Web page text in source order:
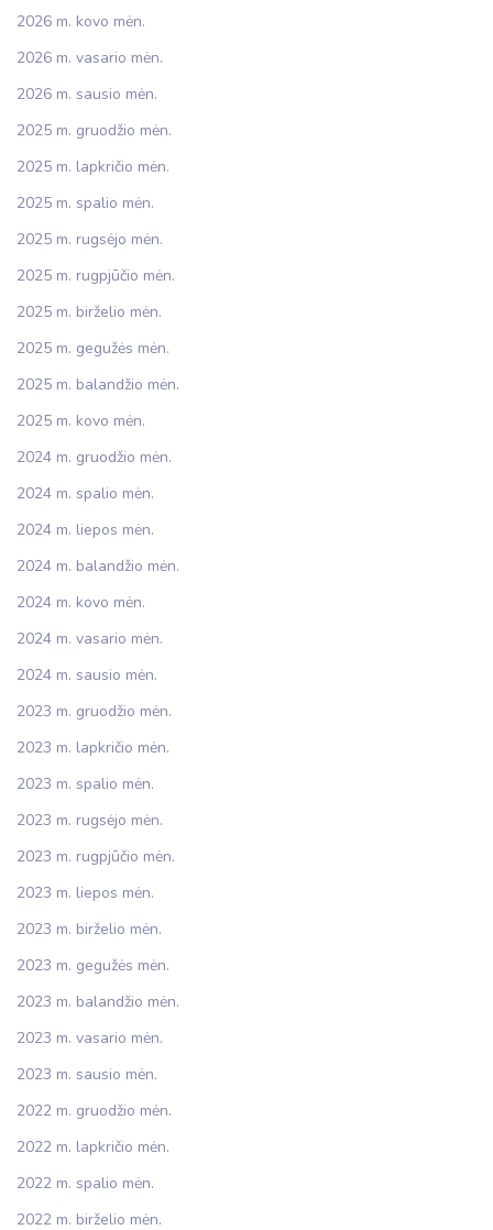
2026 m. kovo mėn.
2026 m. vasario mėn.
2026 m. sausio mėn.
2025 m. gruodžio mėn.
2025 m. lapkričio mėn.
2025 m. spalio mėn.
2025 m. rugsėjo mėn.
2025 m. rugpjūčio mėn.
2025 m. birželio mėn.
2025 m. gegužės mėn.
2025 m. balandžio mėn.
2025 m. kovo mėn.
2024 m. gruodžio mėn.
2024 m. spalio mėn.
2024 m. liepos mėn.
2024 m. balandžio mėn.
2024 m. kovo mėn.
2024 m. vasario mėn.
2024 m. sausio mėn.
2023 m. gruodžio mėn.
2023 m. lapkričio mėn.
2023 m. spalio mėn.
2023 m. rugsėjo mėn.
2023 m. rugpjūčio mėn.
2023 m. liepos mėn.
2023 m. birželio mėn.
2023 m. gegužės mėn.
2023 m. balandžio mėn.
2023 m. vasario mėn.
2023 m. sausio mėn.
2022 m. gruodžio mėn.
2022 m. lapkričio mėn.
2022 m. spalio mėn.
2022 m. birželio mėn.